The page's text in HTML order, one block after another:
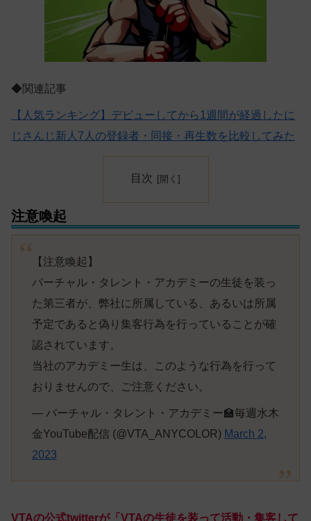
◆関連記事
【人気ランキング】デビューしてから1週間が経過したに
じさんじ新人7人の登録者・同接・再生数を比較してみた
目次
注意喚起
【注意喚起】
バーチャル・タレント・アカデミーの生徒を装っ
た第三者が、弊社に所属している、あるいは所属
予定であると偽り集客行為を行っていることが確
認されています。
当社のアカデミー生は、このような行為を行って
おりませんので、ご注意ください。
— バーチャル・タレント・アカデミー🏫毎週水木
金YouTube配信 (@VTA_ANYCOLOR) March 2,
2023
VTAの公式twitterが「VTAの生徒を装って活動・集客して